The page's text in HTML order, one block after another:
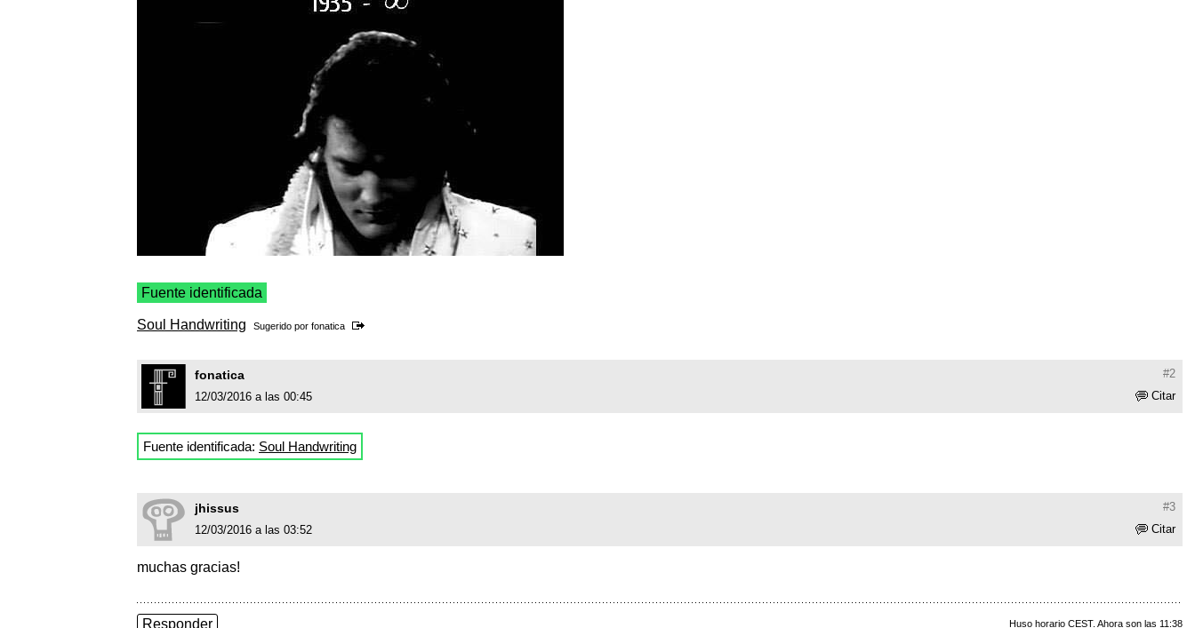
Fuente identificada
Soul Handwriting Sugerido por fonatica
#2
fonatica
Citar
12/03/2016 a las 00:45
Fuente identificada: Soul Handwriting
#3
jhissus
Citar
12/03/2016 a las 03:52
muchas gracias!
Huso horario CEST. Ahora son las 11:38
Responder